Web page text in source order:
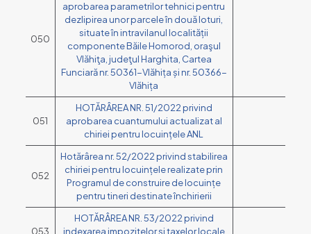
050
aprobarea parametrilor tehnici pentru
dezlipirea unor parcele în două loturi,
situate în intravilanul localității
componente Băile Homorod, oraşul
Vlăhiţa, judeţul Harghita, Cartea
Funciară nr. 50361-Vlăhița și nr. 50366-
Vlăhița
051
HOTĂRÂREA NR. 51/2022 privind
aprobarea cuantumului actualizat al
chiriei pentru locuințele ANL
052
Hotărârea nr. 52/2022 privind stabilirea
chiriei pentru locuințele realizate prin
Programul de construire de locuințe
pentru tineri destinate închirierii
053
HOTĂRÂREA NR. 53/2022 privind
indexarea impozitelor şi taxelor locale